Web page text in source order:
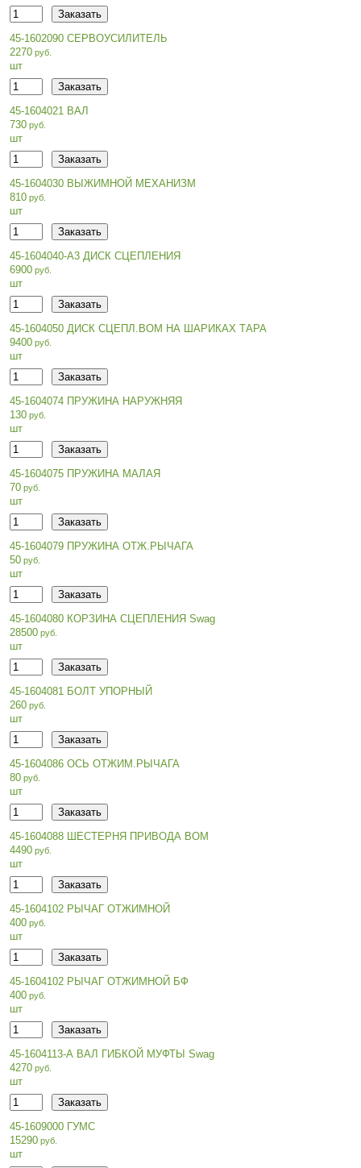
45-1602090 СЕРВОУСИЛИТЕЛЬ
2270
шт
45-1604021 ВАЛ
730
шт
45-1604030 ВЫЖИМНОЙ МЕХАНИЗМ
810
шт
45-1604040-А3 ДИСК СЦЕПЛЕНИЯ
6900
шт
45-1604050 ДИСК СЦЕПЛ.ВОМ НА ШАРИКАХ ТАРА
9400
шт
45-1604074 ПРУЖИНА НАРУЖНЯЯ
130
шт
45-1604075 ПРУЖИНА МАЛАЯ
70
шт
45-1604079 ПРУЖИНА ОТЖ.РЫЧАГА
50
шт
45-1604080 КОРЗИНА СЦЕПЛЕНИЯ Swag
28500
шт
45-1604081 БОЛТ УПОРНЫЙ
260
шт
45-1604086 ОСЬ ОТЖИМ.РЫЧАГА
80
шт
45-1604088 ШЕСТЕРНЯ ПРИВОДА ВОМ
4490
шт
45-1604102 РЫЧАГ ОТЖИМНОЙ
400
шт
45-1604102 РЫЧАГ ОТЖИМНОЙ БФ
400
шт
45-1604113-А ВАЛ ГИБКОЙ МУФТЫ Swag
4270
шт
45-1609000 ГУМС
15290
шт